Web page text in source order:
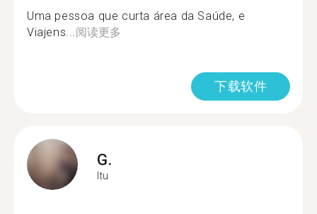
Uma pessoa que curta área da Saúde, e
Viajens...阅读更多
下载软件
G.
Itu